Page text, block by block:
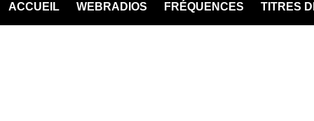
ACCUEIL WEBRADIOS FRÉQUENCES TITRES